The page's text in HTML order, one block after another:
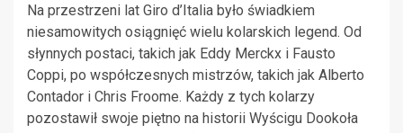
Na przestrzeni lat Giro d’Italia było świadkiem
niesamowitych osiągnięć wielu kolarskich legend. Od
słynnych postaci, takich jak Eddy Merckx i Fausto
Coppi, po współczesnych mistrzów, takich jak Alberto
Contador i Chris Froome. Każdy z tych kolarzy
pozostawił swoje piętno na historii Wyścigu Dookoła